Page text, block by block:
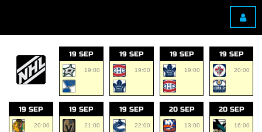
19 SEP
19:00
19 SEP
19:00
19 SEP
19:00
19 SEP
20:00
19 SEP
20:00
19 SEP
21:00
19 SEP
22:00
20 SEP
13:00
20 SEP
16:00